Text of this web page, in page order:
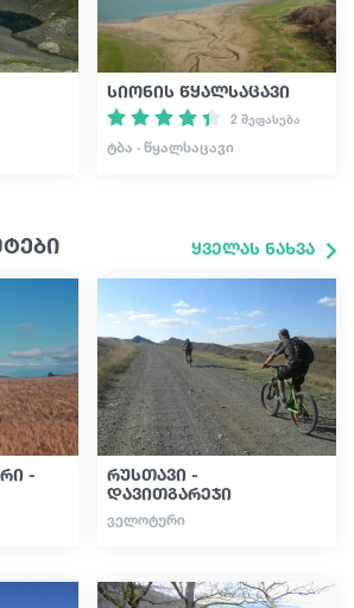
სიონის წყალსაცავი
2 შეფასება
ᲢᲑᲐ · ᲬᲧᲐᲚᲡᲐᲪᲐᲕᲘ
ყველას ნახვა
-
რუსთავი -
დავითგარეჯი
ᲕᲔᲚᲝᲢᲣᲠᲘ